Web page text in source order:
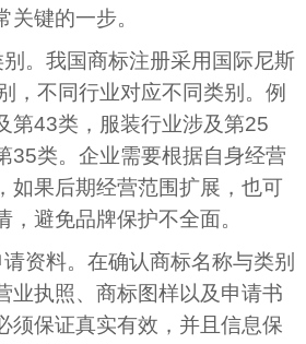
键的一步。
。我国商标注册采用国际尼斯
，不同行业对应不同类别。例
第43类，服装行业涉及第25
35类。企业需要根据自身经营
如果后期经营范围扩展，也可
，避免品牌保护不全面。
资料。在确认商标名称与类别
业执照、商标图样以及申请书
须保证真实有效，并且信息保